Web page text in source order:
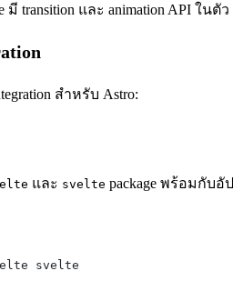
มี transition และ animation API ในตัว
สำหรับ Astro:
และ svelte package พร้อมกับอั